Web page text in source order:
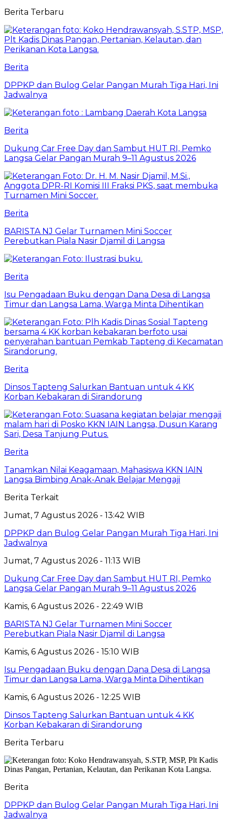
Berita Terbaru
Berita
DPPKP dan Bulog Gelar Pangan Murah Tiga Hari, Ini
Jadwalnya
Berita
Dukung Car Free Day dan Sambut HUT RI, Pemko
Langsa Gelar Pangan Murah 9–11 Agustus 2026
Berita
BARISTA NJ Gelar Turnamen Mini Soccer
Perebutkan Piala Nasir Djamil di Langsa
Berita
Isu Pengadaan Buku dengan Dana Desa di Langsa
Timur dan Langsa Lama, Warga Minta Dihentikan
Berita
Dinsos Tapteng Salurkan Bantuan untuk 4 KK
Korban Kebakaran di Sirandorung
Berita
Tanamkan Nilai Keagamaan, Mahasiswa KKN IAIN
Langsa Bimbing Anak-Anak Belajar Mengaji
Berita Terkait
Jumat, 7 Agustus 2026 - 13:42 WIB
DPPKP dan Bulog Gelar Pangan Murah Tiga Hari, Ini
Jadwalnya
Jumat, 7 Agustus 2026 - 11:13 WIB
Dukung Car Free Day dan Sambut HUT RI, Pemko
Langsa Gelar Pangan Murah 9–11 Agustus 2026
Kamis, 6 Agustus 2026 - 22:49 WIB
BARISTA NJ Gelar Turnamen Mini Soccer
Perebutkan Piala Nasir Djamil di Langsa
Kamis, 6 Agustus 2026 - 15:10 WIB
Isu Pengadaan Buku dengan Dana Desa di Langsa
Timur dan Langsa Lama, Warga Minta Dihentikan
Kamis, 6 Agustus 2026 - 12:25 WIB
Dinsos Tapteng Salurkan Bantuan untuk 4 KK
Korban Kebakaran di Sirandorung
Berita Terbaru
Berita
DPPKP dan Bulog Gelar Pangan Murah Tiga Hari, Ini
Jadwalnya